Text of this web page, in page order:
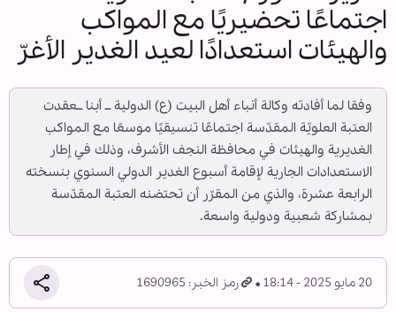
اجتماعًا تحضيريًا مع المواكب
والهيئات استعدادًا لعيد الغدير الأغرّ
وفقا لما أفادته وكالة أنباء أهل البيت (ع) الدولية ــ أبنا ــعقدت
العتبة العلويّة المقدّسة اجتماعًا تنسيقيًا موسعًا مع المواكب
الغديرية والهيئات في محافظة النجف الأشرف، وذلك في إطار
الاستعدادات الجارية لإقامة أسبوع الغدير الدولي السنوي بنسخته
الرابعة عشرة، والذي من المقرّر أن تحتضنه العتبة المقدّسة
بمشاركة شعبية ودولية واسعة.
20 مايو 2025 - 18:14 رمز الخبر: 1690965